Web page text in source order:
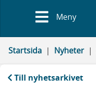
Meny
Startsida Nyheter
Till nyhetsarkivet